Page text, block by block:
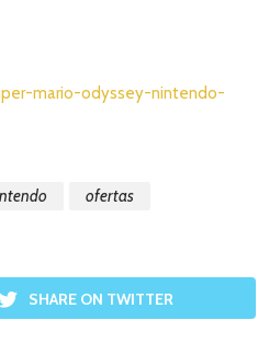
mario-odyssey-nintendo-
ofertas
SHARE ON TWITTER